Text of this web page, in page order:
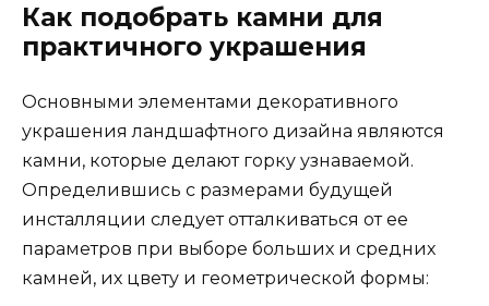
Как подобрать камни для
практичного украшения
Основными элементами декоративного
украшения ландшафтного дизайна являются
камни, которые делают горку узнаваемой.
Определившись с размерами будущей
инсталляции следует отталкиваться от ее
параметров при выборе больших и средних
камней, их цвету и геометрической формы: